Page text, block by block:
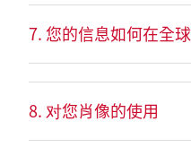
7. 您的信息如何在全
8. 对您肖像的使用